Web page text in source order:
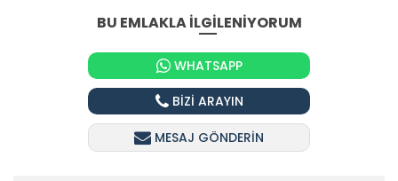
BU EMLAKLA İLGİLENİYORUM
WHATSAPP
BİZİ ARAYIN
MESAJ GÖNDERİN